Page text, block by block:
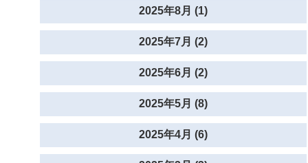
2025年8月 (1)
2025年7月 (2)
2025年6月 (2)
2025年5月 (8)
2025年4月 (6)